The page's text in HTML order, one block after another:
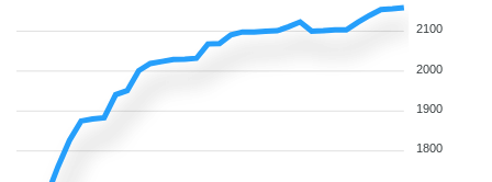
2100
2000
1900
1800